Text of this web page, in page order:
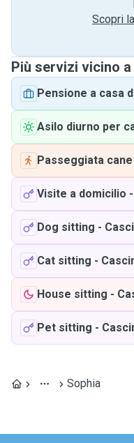
Scopri
Più servizi vicino a
Pensione a casa
Asilo diurno per
Passeggiata cane
Visite a domicilio -
Dog sitting -
Cat sitting -
House sitting -
Pet sitting -
Sophia